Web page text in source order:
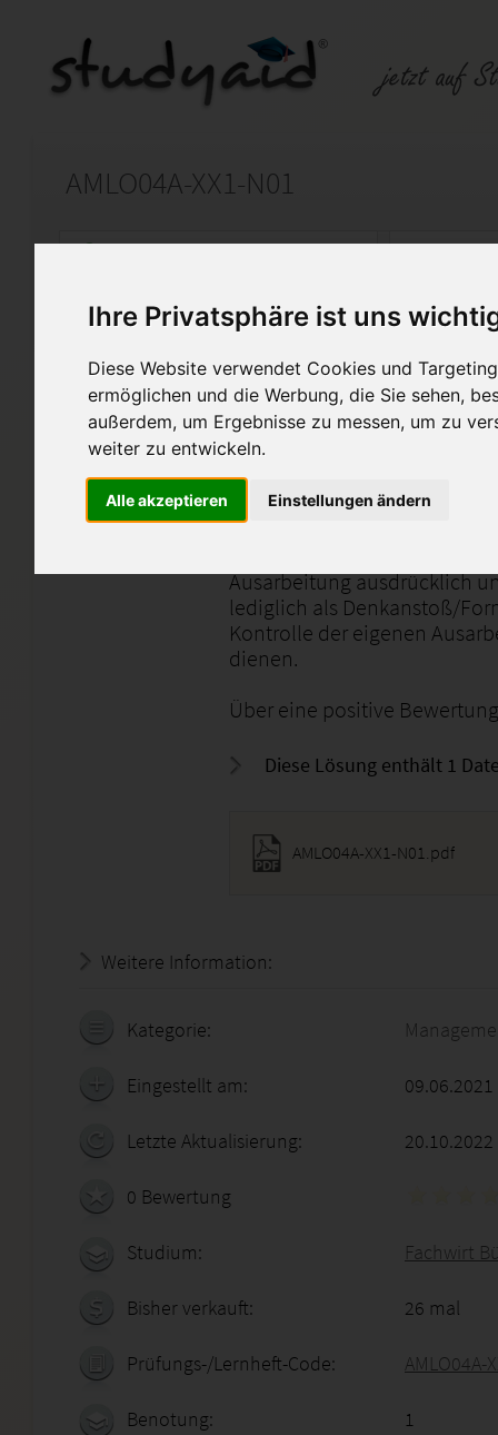
Ihre Privatsphäre ist uns
Diese Website verwendet Cookies und
ermöglichen und die Werbung, die Sie sehen,
außerdem, um Ergebnisse zu messen, um zu
weiter zu entwickeln.
Alle akzeptieren Einstellungen ändern
AMLO04A-XX1-N01
Auf StudyAid.de verkaufen
Startseite Management
Werbemittel planen und
Ich biete hier meine
AMLO04A an. Meine Arbeit
bewertet. Korrekturhinweise
Die Arbeit wurde von mir
Ausarbeitung ausdrücklich
lediglich als Denkanstoß/
Kontrolle der eigenen
dienen.
Über eine positive
Diese Lösung enthält 1
AMLO04A-XX1-N01.pdf
Weitere Information:
Kategorie:
Eingestellt am:
Letzte Aktualisierung: 20.10.2022
0 Bewertung
Studium: Fachwirt
Bisher verkauft: 26 mal
Prüfungs-/Lernheft-Code: AMLO04A-
Benotung: 1